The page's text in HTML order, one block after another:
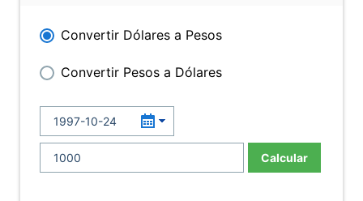
Convertir Dólares a Pesos
Convertir Pesos a Dólares
Calcular